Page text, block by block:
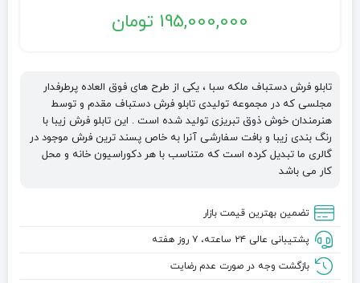
195,000,000 تومان
تابلو فرش دستباف ملکه سبا ، یکی از طرح های فوق العاده پرطرفدار
مجلسی که در مجموعه تولیدی تابلو فرش دستباف مقدم و توسط
هنرمندان خوش ذوق تبریزی تولید شده است . این تابلو فرش زیبا با
رنگ بندی زیبا و بافت سفارشی آنرا به خاص پسند ترین فرش موجود در
گالری ما تبدیل کرده است که متناسب با هر دکوراسیون خانه و محل
کار می باشد
تضمین بهترین قیمت بازار
پشتیبانی عالی ۲۴ ساعته، ۷ روز هفته
بازگشت وجه در صورت عدم رضایت